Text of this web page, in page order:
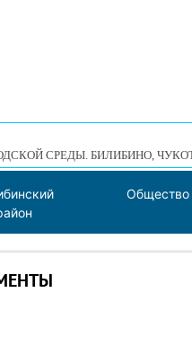
СРЕДЫ. БИЛИБИНО,
Общество